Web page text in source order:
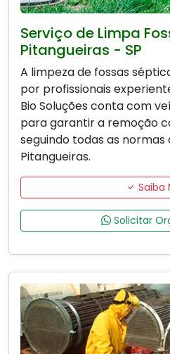
Serviço de Limpa
Pitangueiras - SP
A limpeza de fossas
por profissionais
Bio Soluções conta com
para garantir a remoção
seguindo todas as
Pitangueiras.
Saiba
Solicitar